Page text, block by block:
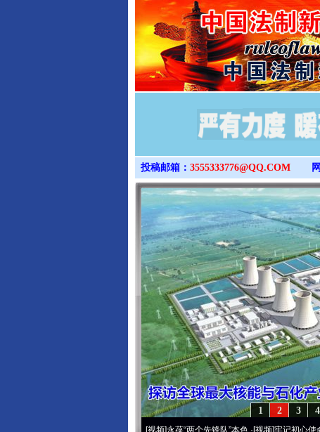
投稿邮箱： 3555333776@QQ.COM
4
3
2
1
永葆“两个先锋队”本色·[视频]牢记初心使命 奋进复兴征